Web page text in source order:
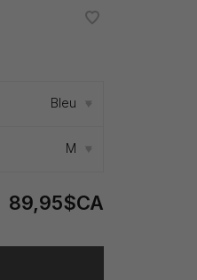
Bleu ▾
M ▾
89,95$CA